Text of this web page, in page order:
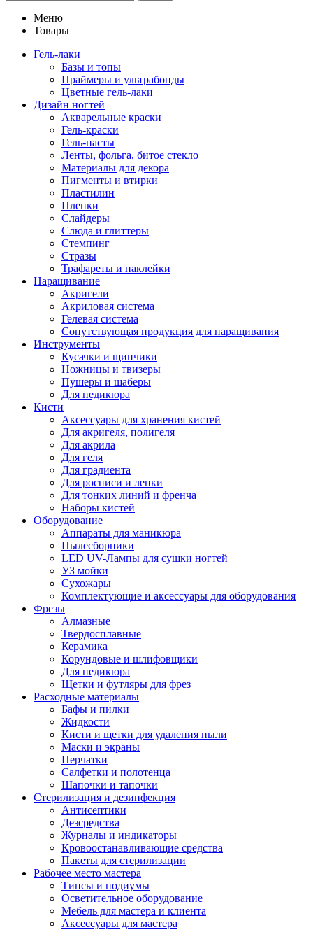
Меню
Товары
Гель-лаки
Базы и топы
Праймеры и ультрабонды
Цветные гель-лаки
Дизайн ногтей
Акварельные краски
Гель-краски
Гель-пасты
Ленты, фольга, битое стекло
Материалы для декора
Пигменты и втирки
Пластилин
Пленки
Слайдеры
Слюда и глиттеры
Стемпинг
Стразы
Трафареты и наклейки
Наращивание
Акригели
Акриловая система
Гелевая система
Сопутствующая продукция для наращивания
Инструменты
Кусачки и щипчики
Ножницы и твизеры
Пушеры и шаберы
Для педикюра
Кисти
Аксессуары для хранения кистей
Для акригеля, полигеля
Для акрила
Для геля
Для градиента
Для росписи и лепки
Для тонких линий и френча
Наборы кистей
Оборудование
Аппараты для маникюра
Пылесборники
LED UV-Лампы для сушки ногтей
УЗ мойки
Сухожары
Комплектующие и аксессуары для оборудования
Фрезы
Алмазные
Твердосплавные
Керамика
Корундовые и шлифовщики
Для педикюра
Щетки и футляры для фрез
Расходные материалы
Бафы и пилки
Жидкости
Кисти и щетки для удаления пыли
Маски и экраны
Перчатки
Салфетки и полотенца
Шапочки и тапочки
Стерилизация и дезинфекция
Антисептики
Дезсредства
Журналы и индикаторы
Кровоостанавливающие средства
Пакеты для стерилизации
Рабочее место мастера
Типсы и подиумы
Осветительное оборудование
Мебель для мастера и клиента
Аксессуары для мастера